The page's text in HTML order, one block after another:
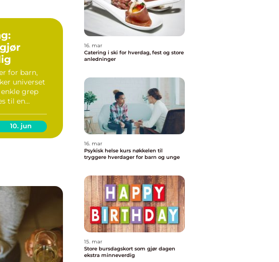
for barn,
universet
grep
til en
10. jun
16. mar
Catering i ski for hverdag, fest og store
anledninger
16. mar
Psykisk helse kurs nøkkelen til
tryggere hverdager for barn og unge
15. mar
Store bursdagskort som gjør dagen
ekstra minneverdig